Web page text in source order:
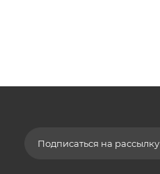
Подписаться на рассылку